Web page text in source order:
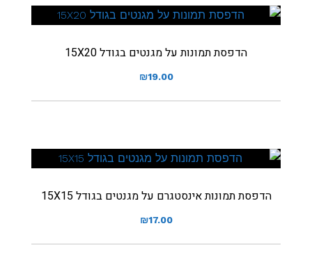
הדפסת תמונות על מגנטים בגודל 15X20
₪19.00
הדפסת תמונות אינסטגרם על מגנטים בגודל 15X15
₪17.00